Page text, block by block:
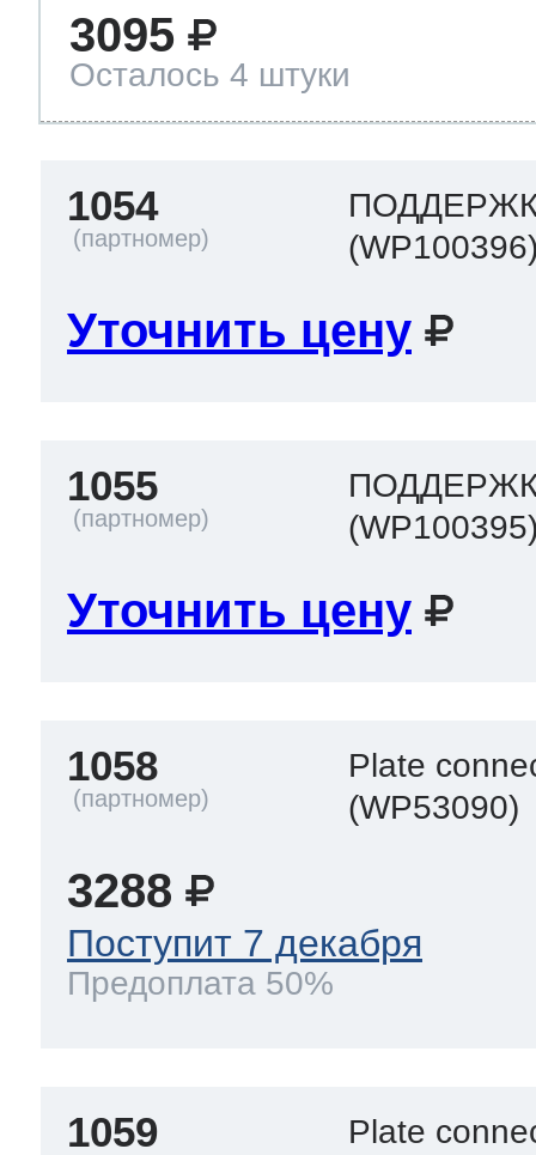
3095
Осталось 4 штуки
1054
Уточнить цену
1055
Уточнить цену
1058
Plate
(WP53090)
3288
Поступит 7 декабря
Предоплата 50%
1059
Plate